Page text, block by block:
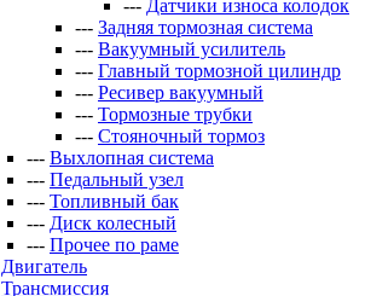
--- Датчики износа колодок
--- Задняя тормозная система
--- Вакуумный усилитель
--- Главный тормозной цилиндр
--- Ресивер вакуумный
--- Тормозные трубки
--- Стояночный тормоз
--- Выхлопная система
--- Педальный узел
--- Топливный бак
--- Диск колесный
--- Прочее по раме
Двигатель
Трансмиссия